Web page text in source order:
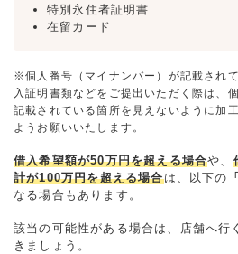
特別永住者証明書
在留カード
※個人番号（マイナンバー）が記載され
入証明書類などをご提出いただく際は、
記載されている箇所を見えないように加
ようお願いいたします。
借入希望額が50万円を超える場合や、
計が100万円を超える場合は、以下の
なる場合もあります。
該当の可能性がある場合は、店舗へ行
きましょう。